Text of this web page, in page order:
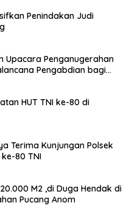
Penindakan Judi
Upacara Penganugerahan
Pengabdian bagi
HUT TNI ke-80 di
Terima Kunjungan Polsek
M2 ,di Duga Hendak di
Pucang Anom